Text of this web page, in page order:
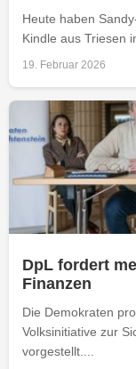
Heute haben
Kindle aus Triesen
19. Februar 2026
DpL fordert
Finanzen
Die Demokraten
Volksinitiative zur
vorgestellt....